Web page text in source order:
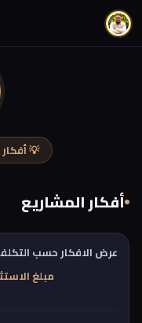
💡
أفكار المشاريع
عرض الافكار حسب
مبلغ